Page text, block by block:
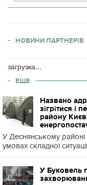
НОВИНИ ПАРТНЕРІВ
загрузка...
ЕЩЕ
Названо
зігрітися і
району
У Деснянському
умовах складної
У Буковель